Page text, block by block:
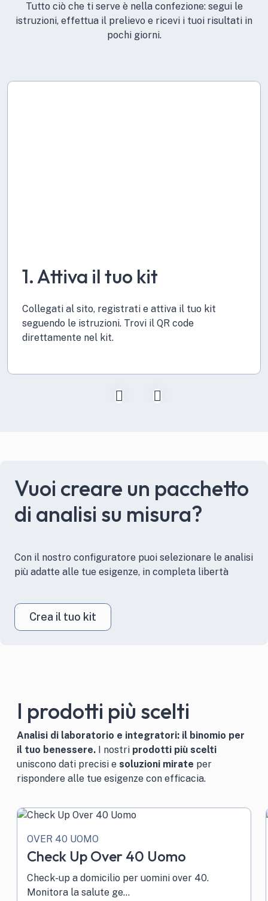
Tutto ciò che ti serve è nella confezione: segui le
istruzioni, effettua il prelievo e ricevi i tuoi risultati in
pochi giorni.
1. Attiva il tuo kit
Collegati al sito, registrati e attiva il tuo kit
seguendo le istruzioni. Trovi il QR code
direttamente nel kit.
Vuoi creare un pacchetto
di analisi su misura?
Con il nostro configuratore puoi selezionare le analisi
più adatte alle tue esigenze, in completa libertà
Crea il tuo kit
I prodotti più scelti
Analisi di laboratorio e integratori: il binomio per
il tuo benessere. I nostri prodotti più scelti
uniscono dati precisi e soluzioni mirate per
rispondere alle tue esigenze con efficacia.
OVER 40 UOMO
Check Up Over 40 Uomo
Check-up a domicilio per uomini over 40.
Monitora la salute ge...